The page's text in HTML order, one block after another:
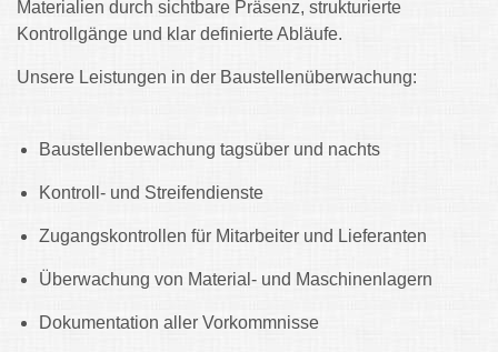
Materialien durch sichtbare Präsenz, strukturierte
Kontrollgänge und klar definierte Abläufe.
Unsere Leistungen in der Baustellenüberwachung:
Baustellenbewachung tagsüber und nachts
Kontroll- und Streifendienste
Zugangskontrollen für Mitarbeiter und Lieferanten
Überwachung von Material- und Maschinenlagern
Dokumentation aller Vorkommnisse